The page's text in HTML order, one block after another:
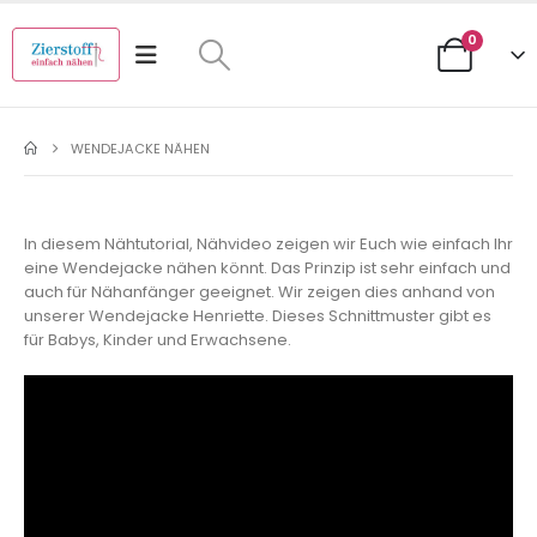
0
WENDEJACKE NÄHEN
In diesem Nähtutorial, Nähvideo zeigen wir Euch wie einfach Ihr
eine Wendejacke nähen könnt. Das Prinzip ist sehr einfach und
auch für Nähanfänger geeignet. Wir zeigen dies anhand von
unserer Wendejacke Henriette. Dieses Schnittmuster gibt es
für Babys, Kinder und Erwachsene.